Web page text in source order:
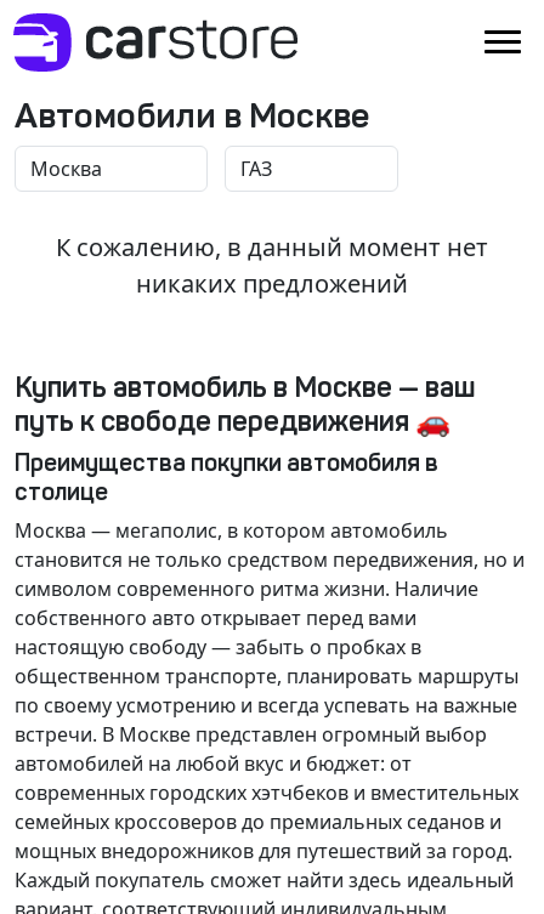
Автомобили в Москве
К сожалению, в данный момент нет
никаких предложений
Купить автомобиль в Москве — ваш
путь к свободе передвижения 🚗
Преимущества покупки автомобиля в
столице
Москва — мегаполис, в котором автомобиль
становится не только средством передвижения, но и
символом современного ритма жизни. Наличие
собственного авто открывает перед вами
настоящую свободу — забыть о пробках в
общественном транспорте, планировать маршруты
по своему усмотрению и всегда успевать на важные
встречи. В Москве представлен огромный выбор
автомобилей на любой вкус и бюджет: от
современных городских хэтчбеков и вместительных
семейных кроссоверов до премиальных седанов и
мощных внедорожников для путешествий за город.
Каждый покупатель сможет найти здесь идеальный